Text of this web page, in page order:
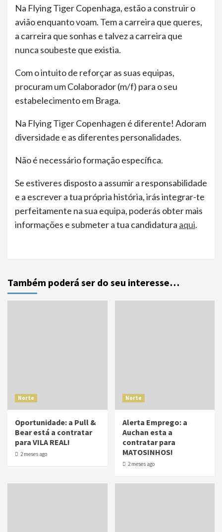
Na Flying Tiger Copenhaga, estão a construir o
avião enquanto voam. Tem a carreira que queres,
a carreira que sonhas e talvez a carreira que
nunca soubeste que existia.
Com o intuito de reforçar as suas equipas,
procuram um Colaborador (m/f) para o seu
estabelecimento em Braga.
Na Flying Tiger Copenhagen é diferente! Adoram
diversidade e as diferentes personalidades.
Não é necessário formação específica.
Se estiveres disposto a assumir a responsabilidade
e a escrever a tua própria história, irás integrar-te
perfeitamente na sua equipa, poderás obter mais
informações e submeter a tua candidatura aqui.
Também poderá ser do seu interesse…
Norte
Oportunidade: a Pull &
Bear está a contratar
para VILA REAL!
2 meses ago
Norte
Alerta Emprego: a
Auchan esta a
contratar para
MATOSINHOS!
2 meses ago